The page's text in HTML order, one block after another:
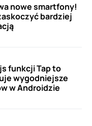
nowe smartfony!
bardziej
funkcji Tap to
wygodniejsze
w Androidzie